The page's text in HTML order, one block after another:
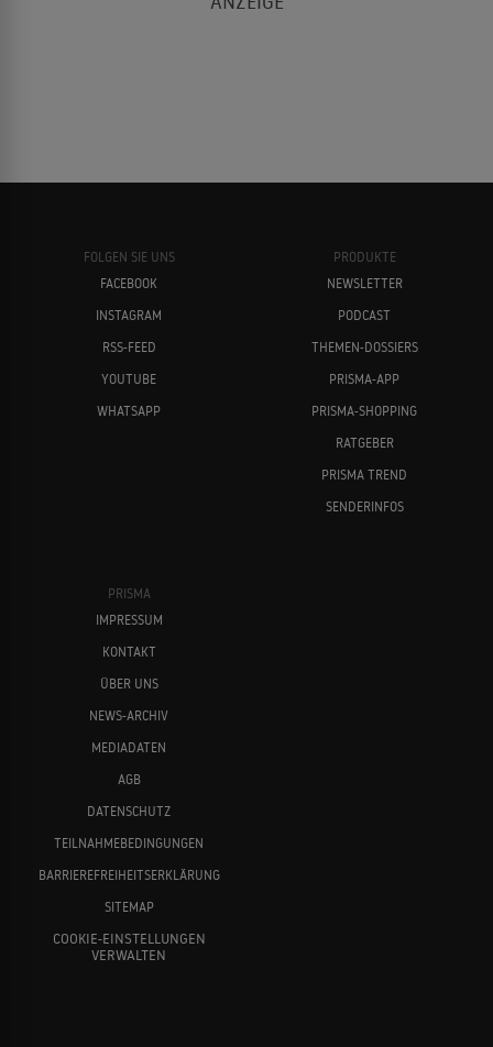
FOLGEN SIE UNS
FACEBOOK
INSTAGRAM
RSS-FEED
YOUTUBE
WHATSAPP
PRODUKTE
NEWSLETTER
PODCAST
THEMEN-DOSSIERS
PRISMA-APP
PRISMA-SHOPPING
RATGEBER
PRISMA TREND
SENDERINFOS
PRISMA
IMPRESSUM
KONTAKT
ÜBER UNS
NEWS-ARCHIV
MEDIADATEN
AGB
DATENSCHUTZ
TEILNAHMEBEDINGUNGEN
BARRIEREFREIHEITSERKLÄRUNG
SITEMAP
COOKIE-EINSTELLUNGEN
VERWALTEN